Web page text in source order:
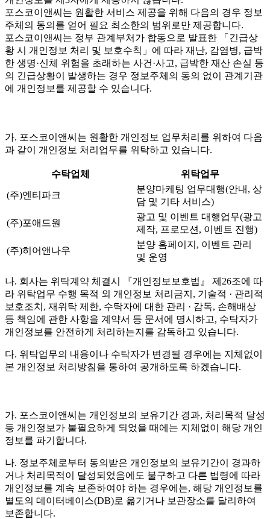
포스코이앤씨는 원활한 서비스 제공을 위해 다음의 경우 정보
주체의 동의를 얻어 필요 최소한의 범위로만 제공합니다.
포스코이앤씨는 정부 관계부처가 합동으로 발표한 「긴급상
황 시 개인정보 처리 및 보호수칙」에 따라 재난, 감염병, 급박
한 생명·신체 위험을 초래하는 사건·사고, 급박한 재산 손실 등
의 긴급상황이 발생하는 경우 정보주체의 동의 없이 관계기관
에 개인정보를 제공할 수 있습니다.
가. 포스코이앤씨는 원활한 개인정보 업무처리를 위하여 다음
과 같이 개인정보 처리업무를 위탁하고 있습니다.
수탁업체 위탁업무
(주)엔티파크
분양마케팅 업무대행(안내, 상
담 및 기타 서비스)
(주)포애드원
광고 및 이벤트 대행업무(광고
제작, 프로모션, 이벤트 진행)
(주)히어앤나우
분양 홈페이지, 이벤트 관리
및 운영
나. 회사는 위탁계약 체결시 『개인정보보호법』 제26조에 따
라 위탁업무 수행 목적 외 개인정보 처리금지, 기술적 · 관리적
보호조치, 재위탁 제한, 수탁자에 대한 관리 · 감독, 손해배상
등 책임에 관한 사항을 계약서 등 문서에 명시하고, 수탁자가
개인정보를 안전하게 처리하는지를 감독하고 있습니다.
다. 위탁업무의 내용이나 수탁자가 변경될 경우에는 지체없이
본 개인정보 처리방침을 통하여 공개하도록 하겠습니다.
가. 포스코이앤씨는 개인정보의 보유기간 경과, 처리목적 달성
등 개인정보가 불필요하게 되었을 때에는 지체없이 해당 개인
정보를 파기합니다.
나. 정보주체로부터 동의받은 개인정보의 보유기간이 경과하
거나 처리목적이 달성되었음에도 불구하고 다른 법령에 따라
개인정보를 계속 보존하여야 하는 경우에는, 해당 개인정보를
별도의 데이터베이스(DB)로 옮기거나 보관장소를 달리하여
보존합니다.